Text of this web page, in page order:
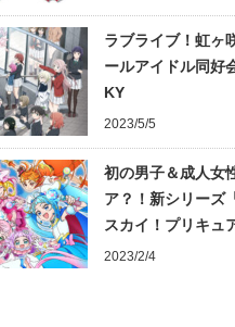
ラブライブ！虹ヶ
ールアイドル同好
KY
2023/5/5
初の男子＆成人女
ア？！新シリーズ
スカイ！プリキュ
2023/2/4